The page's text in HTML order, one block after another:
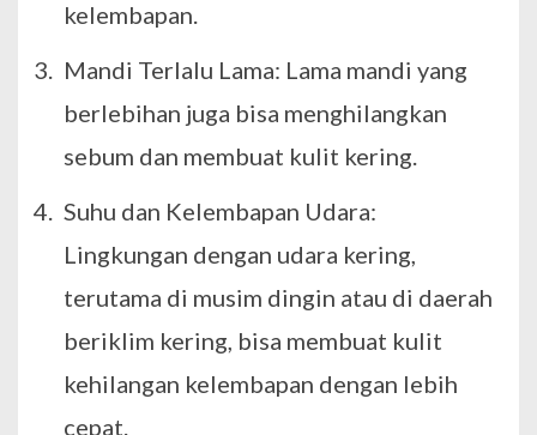
kelembapan.
Mandi Terlalu Lama: Lama mandi yang
berlebihan juga bisa menghilangkan
sebum dan membuat kulit kering.
Suhu dan Kelembapan Udara:
Lingkungan dengan udara kering,
terutama di musim dingin atau di daerah
beriklim kering, bisa membuat kulit
kehilangan kelembapan dengan lebih
cepat.